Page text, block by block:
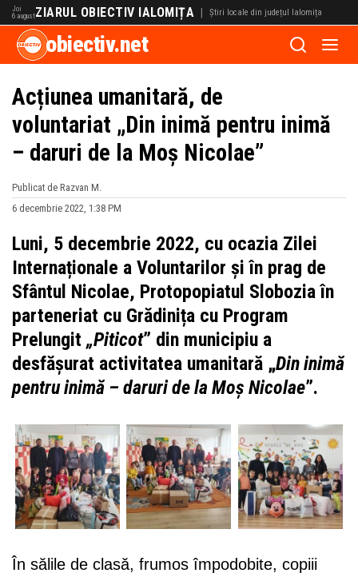
Joi
6 augustZIARUL OBIECTIV IALOMIȚA | Știri locale din județul Ialomița
obiectiv.net
Acțiunea umanitară, de
voluntariat „Din inimă pentru inimă
– daruri de la Moș Nicolae”
Publicat de Razvan M.
6 decembrie 2022, 1:38 PM
Luni, 5 decembrie 2022, cu ocazia Zilei
Internaționale a Voluntarilor și în prag de
Sfântul Nicolae, Protopopiatul Slobozia în
parteneriat cu Grădinița cu Program
Prelungit „Piticot” din municipiu a
desfășurat activitatea umanitară „Din inimă
pentru inimă – daruri de la Moș Nicolae”.
În sălile de clasă, frumos împodobite, copiii